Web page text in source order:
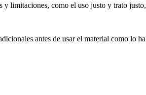
limitaciones, como el uso justo y trato
antes de usar el material como lo